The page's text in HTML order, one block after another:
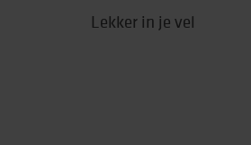
Lekker in je vel